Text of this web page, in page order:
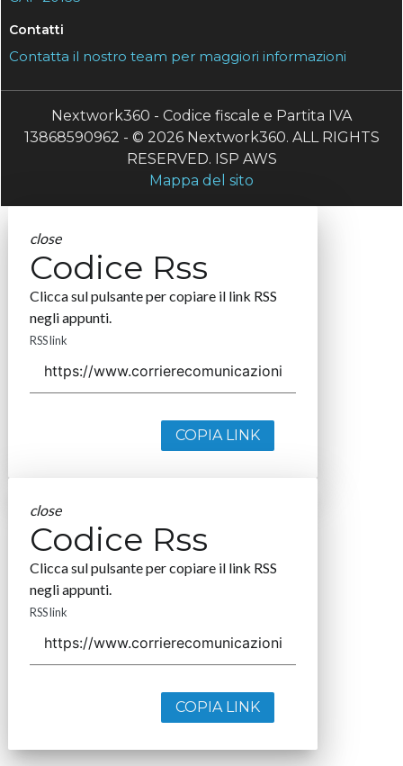
Contatti
Contatta il nostro team per maggiori informazioni
Nextwork360 - Codice fiscale e Partita IVA
13868590962 - © 2026 Nextwork360. ALL RIGHTS
RESERVED. ISP AWS
Mappa del sito
close
Codice Rss
Clicca sul pulsante per copiare il link RSS
negli appunti.
RSS link
COPIA LINK
close
Codice Rss
Clicca sul pulsante per copiare il link RSS
negli appunti.
RSS link
COPIA LINK